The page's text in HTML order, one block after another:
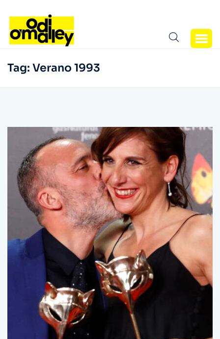
Tag: Verano 1993